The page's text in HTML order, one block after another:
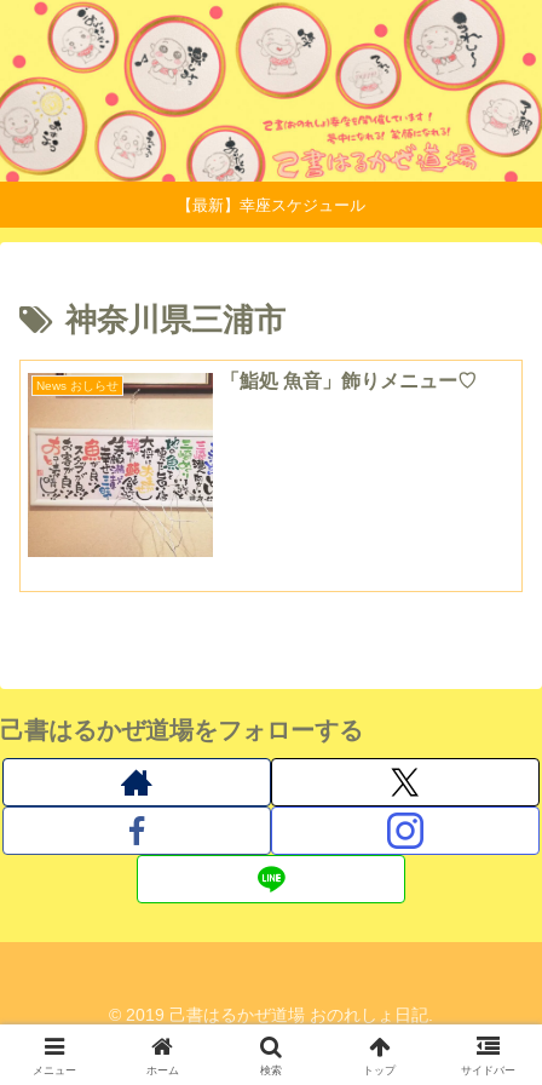
【最新】幸座スケジュール
神奈川県三浦市
News おしらせ 「鮨処 魚音」飾りメニュー♡
己書はるかぜ道場をフォローする
© 2019 己書はるかぜ道場 おのれしょ日記.
メニュー ホーム 検索 トップ サイドバー